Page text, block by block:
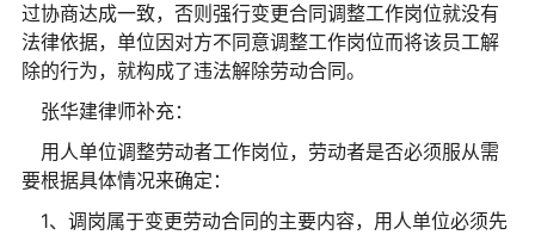
过协商达成一致，否则强行变更合同调整工作岗位就没有
法律依据，单位因对方不同意调整工作岗位而将该员工解
除的行为，就构成了违法解除劳动合同。
张华建律师补充：
用人单位调整劳动者工作岗位，劳动者是否必须服从需
要根据具体情况来确定：
1、调岗属于变更劳动合同的主要内容，用人单位必须先